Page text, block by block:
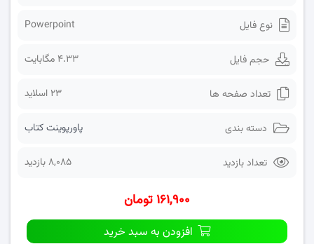
نوع فایل Powerpoint
حجم فایل 4.33 مگابایت
تعداد صفحه ها 23 اسلاید
دسته بندی پاورپوینت کتاب
تعداد بازدید 8,085 بازدید
۱۶۱,۹۰۰ تومان
افزودن به سبد خرید